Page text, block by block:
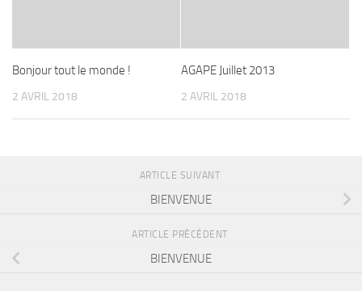
Bonjour tout le monde !
2 AVRIL 2018
AGAPE Juillet 2013
2 AVRIL 2018
ARTICLE SUIVANT
BIENVENUE
ARTICLE PRÉCÉDENT
BIENVENUE